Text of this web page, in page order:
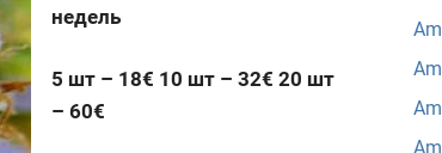
недель
5 шт – 18€ 10 шт – 32€ 20 шт
– 60€